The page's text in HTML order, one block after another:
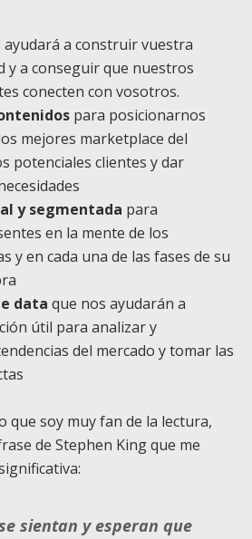
ayudará a construir vuestra
y a conseguir que nuestros
conecten con vosotros.
para posicionarnos
mejores marketplace del
potenciales clientes y dar
y segmentada para
en la mente de los
y en cada una de las fases de su
data que nos ayudarán a
útil para analizar y
del mercado y tomar las
que soy muy fan de la lectura,
de Stephen King que me
sientan y esperan que